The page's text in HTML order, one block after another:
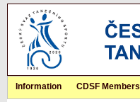
Information CDSF Members